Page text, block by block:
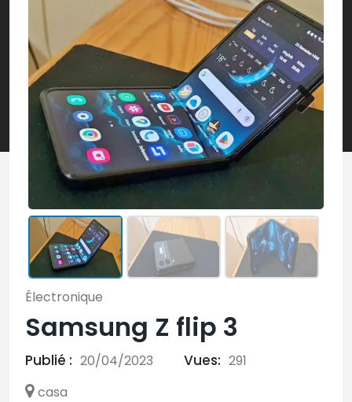
Électronique
Samsung Z flip 3
Publié : 20/04/2023 Vues: 291
casa